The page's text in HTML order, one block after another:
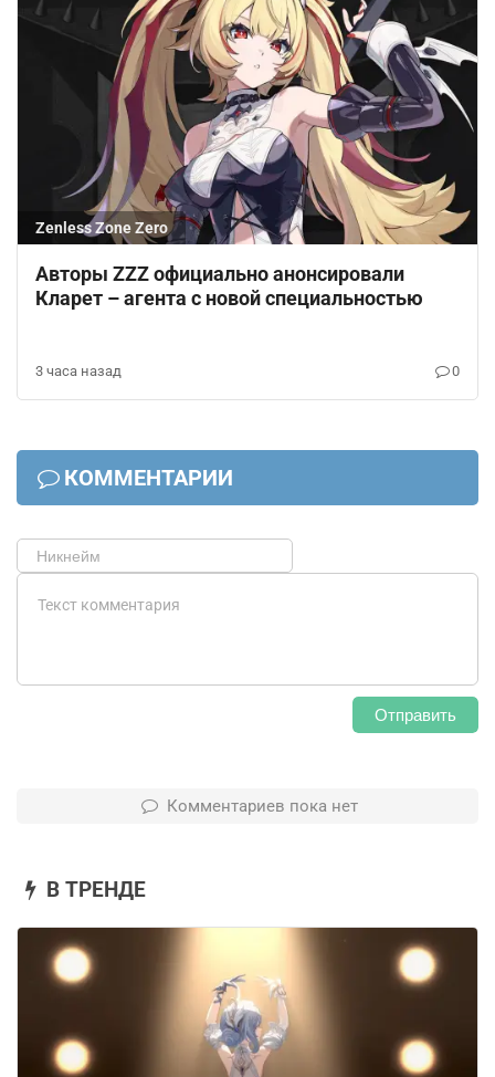
Zenless Zone Zero
Авторы ZZZ официально анонсировали
Кларет – агента с новой специальностью
3 часа назад 0
КОММЕНТАРИИ
Отправить
Комментариев пока нет
В ТРЕНДЕ